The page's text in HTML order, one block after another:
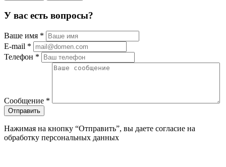
У вас есть вопросы?
Ваше имя *
E-mail *
Телефон *
Сообщение *
Нажимая на кнопку “Отправить”, вы даете согласие на
обработку персональных данных